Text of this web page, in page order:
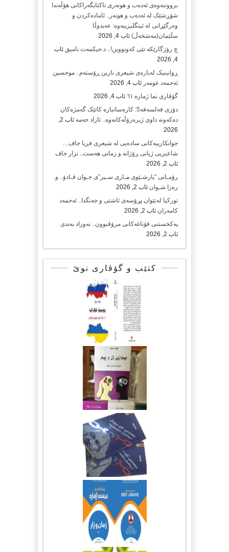
بزووتنەوەی ئەدەب و هونەری تاکتایگەراکانی هۆڵەندا
شۆڕشێک لە ئەدەب و هونەر.. ئامادەکردن و
وەرگێڕانی لە ئینگلیزییەوە: عەبدوڵا
سڵێمان(مەشخەڵ) ئاب 4, 2026
چ رۆژگارێکە تێی کەوتووین!.. د.حیکمەت نامیق ئاب
4, 2026
ڕوانینیک لەبارەى شیعرى نارین ڕۆستەم.. موحسین
ئەحمەد عومەر ئاب 4, 2026
گۆڤاری نما ژمارە ٦١
ئاب 4, 2026
دۆزی فەلسەفە5: کارەساتبارە کاتێک گەمژەکان
دەکەونە داوی ژیرەزۆڵەکانەوە.. ئازاد حەمە
ئاب 2,
2026
جوانکارییەکانی سادەیی لە شیعری فریا جاف…
شاعیریی ژیانی ڕۆژانە و زمانی هەست.. نزار جاف
ئاب 2, 2026
رۆمـانی “پارشـێوی مـاری سـیر”ی جـوان قـادۆ.. و.
رەزا شـوان ئاب 2, 2026
تورکیا لەنێوان پڕۆسەی ئاشتی و جەنگدا.. ئەحمەد
کامەران ئاب 2, 2026
پەکخستنی قۆناغەکانی مرۆڤبوون.. نەوزاد بەندی
ئاب 2, 2026
کتێب و گۆڤاری نوێ